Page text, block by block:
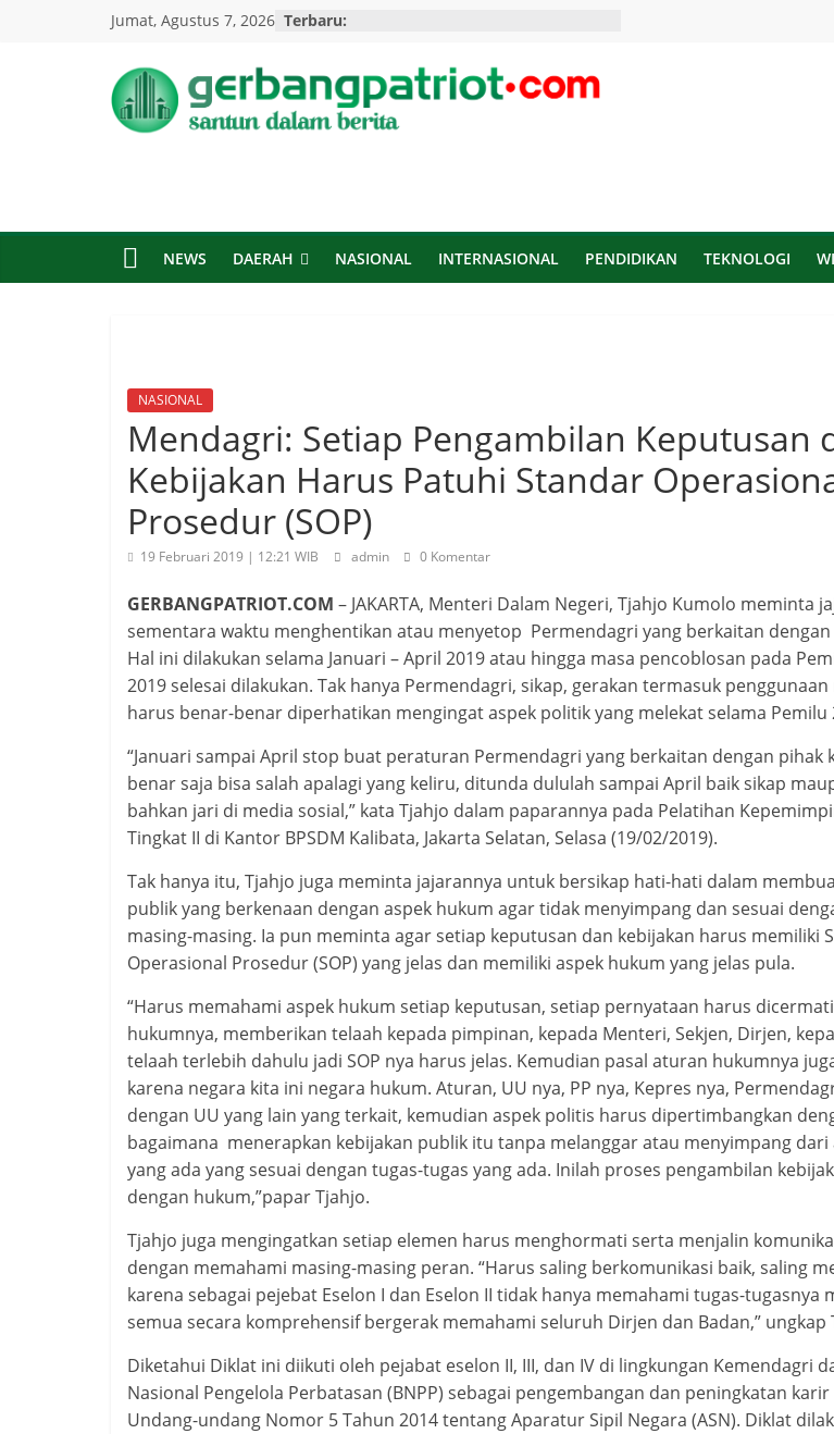
Jumat, Agustus 7, 2026 Terbaru:
Gerbang
Santun
Dalam
Berita
NEWS DAERAH NASIONAL INTERNASIONAL PENDIDIKAN TEKNOLOGI
NASIONAL
Mendagri: Setiap Pengambilan Keputusan
Kebijakan Harus Patuhi Standar
Prosedur (SOP)
19 Februari 2019 | 12:21 WIB admin 0 Komentar
GERBANGPATRIOT.COM – JAKARTA, Menteri Dalam Negeri, Tjahjo Kumolo meminta
sementara waktu menghentikan atau menyetop Permendagri yang berkaitan dengan
Hal ini dilakukan selama Januari – April 2019 atau hingga masa pencoblosan pada
2019 selesai dilakukan. Tak hanya Permendagri, sikap, gerakan termasuk
harus benar-benar diperhatikan mengingat aspek politik yang melekat selama Pemilu
“Januari sampai April stop buat peraturan Permendagri yang berkaitan dengan pihak
benar saja bisa salah apalagi yang keliru, ditunda dululah sampai April baik sikap
bahkan jari di media sosial,” kata Tjahjo dalam paparannya pada Pelatihan
Tingkat II di Kantor BPSDM Kalibata, Jakarta Selatan, Selasa (19/02/2019).
Tak hanya itu, Tjahjo juga meminta jajarannya untuk bersikap hati-hati dalam
publik yang berkenaan dengan aspek hukum agar tidak menyimpang dan sesuai
masing-masing. Ia pun meminta agar setiap keputusan dan kebijakan harus memiliki
Operasional Prosedur (SOP) yang jelas dan memiliki aspek hukum yang jelas pula.
“Harus memahami aspek hukum setiap keputusan, setiap pernyataan harus
hukumnya, memberikan telaah kepada pimpinan, kepada Menteri, Sekjen, Dirjen,
telaah terlebih dahulu jadi SOP nya harus jelas. Kemudian pasal aturan hukumnya
karena negara kita ini negara hukum. Aturan, UU nya, PP nya, Kepres nya,
dengan UU yang lain yang terkait, kemudian aspek politis harus dipertimbangkan
bagaimana menerapkan kebijakan publik itu tanpa melanggar atau menyimpang
yang ada yang sesuai dengan tugas-tugas yang ada. Inilah proses pengambilan
dengan hukum,”papar Tjahjo.
Tjahjo juga mengingatkan setiap elemen harus menghormati serta menjalin
dengan memahami masing-masing peran. “Harus saling berkomunikasi baik, saling
karena sebagai pejebat Eselon I dan Eselon II tidak hanya memahami tugas-tugasnya
semua secara komprehensif bergerak memahami seluruh Dirjen dan Badan,” ungkap
Diketahui Diklat ini diikuti oleh pejabat eselon II, III, dan IV di lingkungan Kemendagri
Nasional Pengelola Perbatasan (BNPP) sebagai pengembangan dan peningkatan
Undang-undang Nomor 5 Tahun 2014 tentang Aparatur Sipil Negara (ASN). Diklat